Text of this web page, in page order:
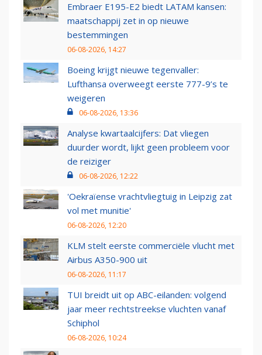
Embraer E195-E2 biedt LATAM kansen:
maatschappij zet in op nieuwe
bestemmingen
06-08-2026, 14:27
Boeing krijgt nieuwe tegenvaller:
Lufthansa overweegt eerste 777-9’s te
weigeren
06-08-2026, 13:36
Analyse kwartaalcijfers: Dat vliegen
duurder wordt, lijkt geen probleem voor
de reiziger
06-08-2026, 12:22
'Oekraïense vrachtvliegtuig in Leipzig zat
vol met munitie'
06-08-2026, 12:20
KLM stelt eerste commerciële vlucht met
Airbus A350-900 uit
06-08-2026, 11:17
TUI breidt uit op ABC-eilanden: volgend
jaar meer rechtstreekse vluchten vanaf
Schiphol
06-08-2026, 10:24